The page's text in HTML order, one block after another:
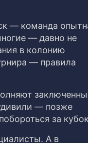
— команда
— давно не
в колонию
— правила
— позже
за
А в